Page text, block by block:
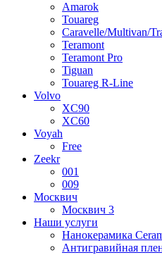
Amarok
Touareg
Caravelle/Multivan/
Teramont
Teramont Pro
Tiguan
Touareg R-Line
Volvo
XC90
XC60
Voyah
Free
Zeekr
001
009
Москвич
Москвич 3
Наши услуги
Нанокерамика
Антигравийная